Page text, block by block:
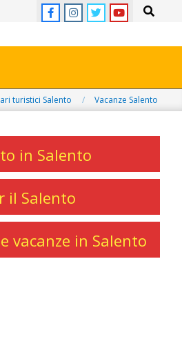
Search
turistici Salento Vacanze Salento
in Salento
il Salento
vacanze in Salento